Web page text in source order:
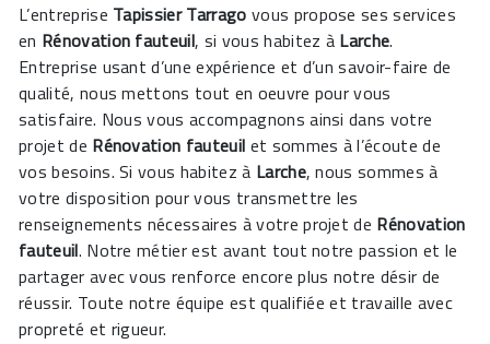
L’entreprise Tapissier Tarrago vous propose ses services
en Rénovation fauteuil, si vous habitez à Larche.
Entreprise usant d’une expérience et d’un savoir-faire de
qualité, nous mettons tout en oeuvre pour vous
satisfaire. Nous vous accompagnons ainsi dans votre
projet de Rénovation fauteuil et sommes à l’écoute de
vos besoins. Si vous habitez à Larche, nous sommes à
votre disposition pour vous transmettre les
renseignements nécessaires à votre projet de Rénovation
fauteuil. Notre métier est avant tout notre passion et le
partager avec vous renforce encore plus notre désir de
réussir. Toute notre équipe est qualifiée et travaille avec
propreté et rigueur.